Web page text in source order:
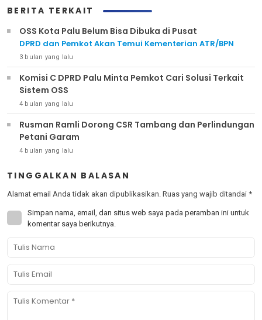
BERITA TERKAIT
OSS Kota Palu Belum Bisa Dibuka di Pusat
DPRD dan Pemkot Akan Temui Kementerian ATR/BPN
3 bulan yang lalu
Komisi C DPRD Palu Minta Pemkot Cari Solusi Terkait
Sistem OSS
4 bulan yang lalu
Rusman Ramli Dorong CSR Tambang dan Perlindungan
Petani Garam
4 bulan yang lalu
TINGGALKAN BALASAN
Alamat email Anda tidak akan dipublikasikan. Ruas yang wajib ditandai *
Simpan nama, email, dan situs web saya pada peramban ini untuk
komentar saya berikutnya.